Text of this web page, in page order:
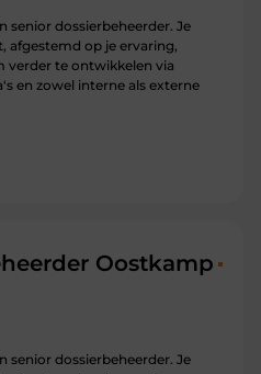
senior dossierbeheerder. Je
afgestemd op je ervaring,
verder te ontwikkelen via
en zowel interne als externe
Oostkamp
senior dossierbeheerder. Je